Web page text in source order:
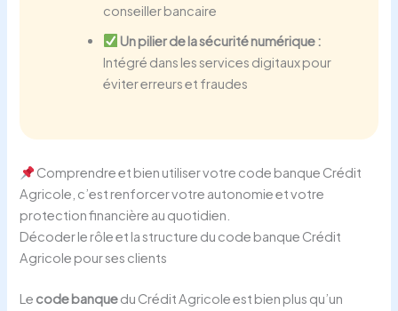
conseiller bancaire
Un pilier de la sécurité numérique :
Intégré dans les services digitaux pour
éviter erreurs et fraudes
Comprendre et bien utiliser votre code banque Crédit
Agricole, c’est renforcer votre autonomie et votre
protection financière au quotidien.
Décoder le rôle et la structure du code banque Crédit
Agricole pour ses clients
Le code banquedu Crédit Agricole est bien plus qu’un